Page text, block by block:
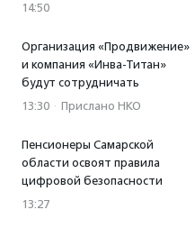
14:50
Организация «Продвижение»
и компания «Инва-Титан»
будут сотрудничать
13:30 · Прислано НКО
Пенсионеры Самарской
области освоят правила
цифровой безопасности
13:27